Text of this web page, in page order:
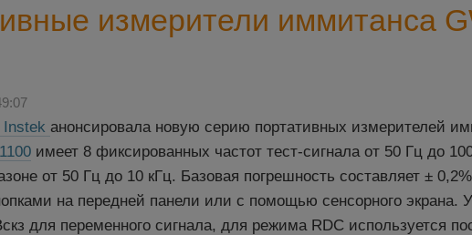
измерители иммитанса
Instek анонсировала новую серию портативных измерителей
имеет 8 фиксированных частот тест-сигнала от 50 Гц до
от 50 Гц до 10 кГц. Базовая погрешность составляет ±
на передней панели или с помощью сенсорного экрана.
для переменного сигнала, для режима RDC используется